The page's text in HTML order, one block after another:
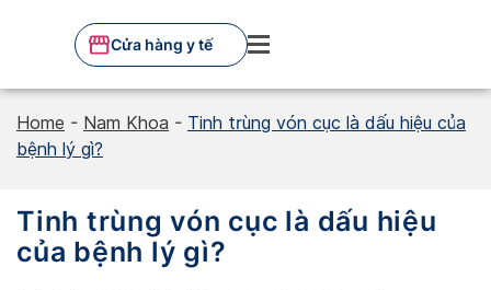
Cửa hàng y tế
Home - Nam Khoa - Tinh trùng vón cục là dấu hiệu của
bệnh lý gì?
Tinh trùng vón cục là dấu hiệu
của bệnh lý gì?